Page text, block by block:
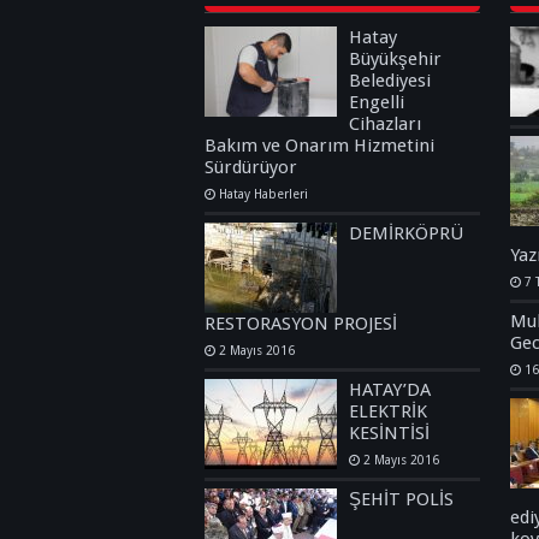
Hatay
Büyükşehir
Belediyesi
Engelli
Cihazları
Bakım ve Onarım Hizmetini
Sürdürüyor
Hatay Haberleri
DEMİRKÖPRÜ
RESTORASYON PROJESİ
2 Mayıs 2016
HATAY’DA
ELEKTRİK
KESİNTİSİ
2 Mayıs 2016
ŞEHİT POLİS
7